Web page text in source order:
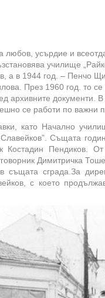
усърдие и
училище
а в 1944 год. – Пенчо
През 1960 год. то
архивните документи.
се работи по важни
като Начално
Същата
Костадин Пендиков.
Димитричка
сграда.За
с което